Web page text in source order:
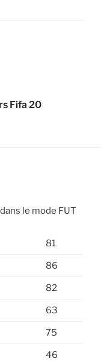
Fifa 20
le mode FUT
81
86
82
63
75
46